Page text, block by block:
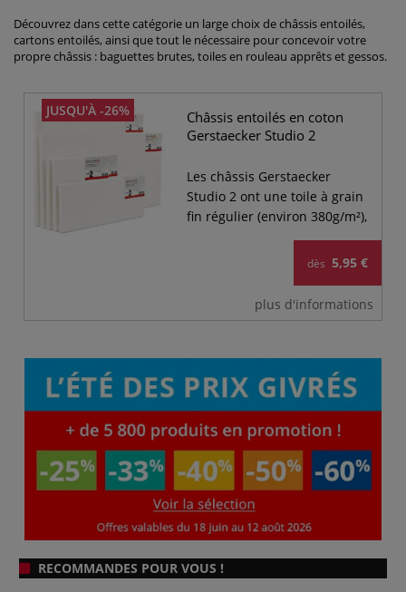
Découvrez dans cette catégorie un large choix de châssis entoilés,
cartons entoilés, ainsi que tout le nécessaire pour concevoir votre
propre châssis : baguettes brutes, toiles en rouleau apprêts et gessos.
JUSQU'À -26%
Châssis entoilés en coton
Gerstaecker Studio 2
Les châssis Gerstaecker
Studio 2 ont une toile à grain
fin régulier (environ 380g/m²),
enduite d'un apprêt universel
dès 5,95 €
plus d'informations
RECOMMANDES POUR VOUS !